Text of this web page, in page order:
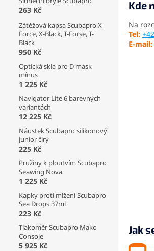
263 Kč
Zátěžová kapsa Scubapro X-
Force, X-Black, T-Forse, T-
Black
950 Kč
Optická skla pro D mask
mínus
1 225 Kč
Navigator Lite 6 barevných
variantách
12 225 Kč
Náustek Scubapro silikonový
junior čirý
225 Kč
Pružiny k ploutvím Scubapro
Seawing Nova
1 225 Kč
Kapky proti mlžení Scubapro
Sea Drops 37ml
223 Kč
Tlakoměr Scubapro Mako
Console
5 925 Kč
Kde
Na
Tel:
E-mail:
Jak